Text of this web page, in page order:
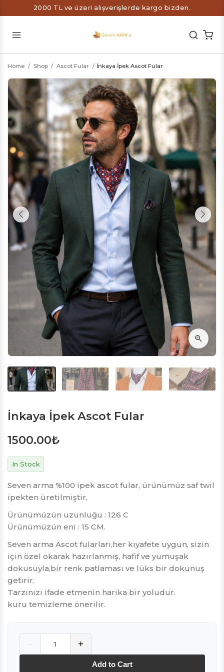
2000 TL ve üzeri alışverişlerde kargo bizden.
Home / Shop / Ascot Fular / İnkaya İpek Ascot Fular
İnkaya İpek Ascot Fular
1500.00₺
In Stock
Seven arma %100 ipek ascot fular, ürünümüz saf twil
ipekten üretilmiştir,
Ürünümüzün uzunluğu : 126 C
Ürünümüzün eni : 15 CM.
Seven arma Ascot fularları,her kıyafete uygun, sizin
için özel okarak hazırlanmış, hafif ve yumuşak
dokusuyla,bir renk patlaması ve lüks bir dokunuş
getirir.
Tarzınızı ifade etmenin harika bir yoludur.
kuru temizleme önerilir.
- +
Add to Cart